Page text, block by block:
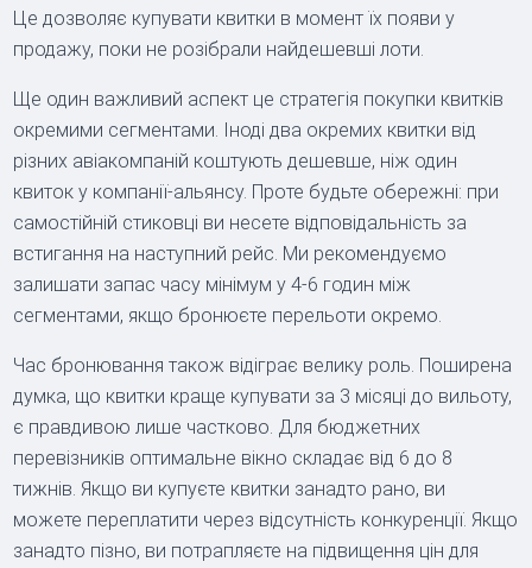
Це дозволяє купувати квитки в момент їх появи у
продажу, поки не розібрали найдешевші лоти.
Ще один важливий аспект це стратегія покупки квитків
окремими сегментами. Іноді два окремих квитки від
різних авіакомпаній коштують дешевше, ніж один
квиток у компанії-альянсу. Проте будьте обережні: при
самостійній стиковці ви несете відповідальність за
встигання на наступний рейс. Ми рекомендуємо
залишати запас часу мінімум у 4-6 годин між
сегментами, якщо бронюєте перельоти окремо.
Час бронювання також відіграє велику роль. Поширена
думка, що квитки краще купувати за 3 місяці до вильоту,
є правдивою лише частково. Для бюджетних
перевізників оптимальне вікно складає від 6 до 8
тижнів. Якщо ви купуєте квитки занадто рано, ви
можете переплатити через відсутність конкуренції. Якщо
занадто пізно, ви потрапляєте на підвищення цін для